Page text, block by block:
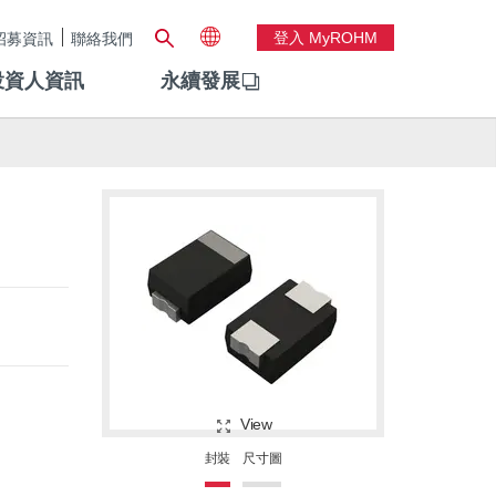
募資訊 聯絡我們 登入 MyROHM
人資訊 永續發展
View
封裝 尺寸圖